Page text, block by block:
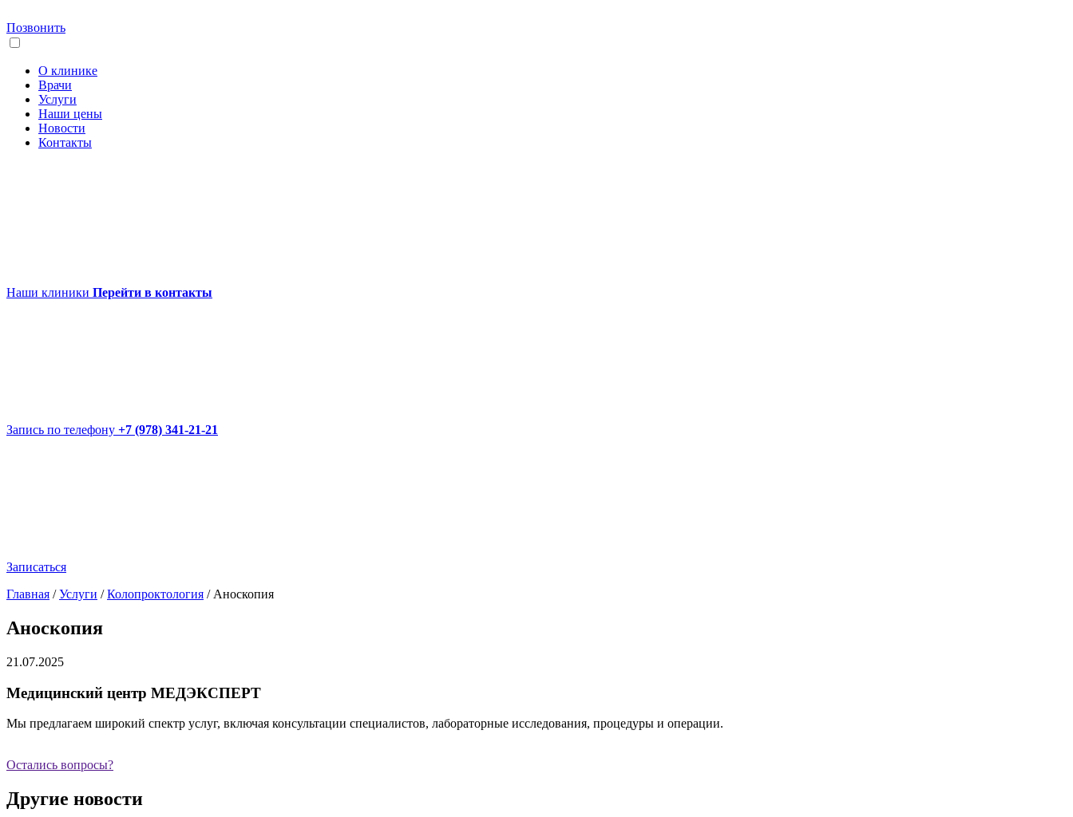
Позвонить
О клинике
Врачи
Услуги
Наши цены
Новости
Контакты
Наши клиники Перейти в контакты
Запись по телефону +7 (978) 341-21-21
Записаться
Главная /Услуги /Колопроктология / Аноскопия
Аноскопия
21.07.2025
Медицинский центр МЕДЭКСПЕРТ
Мы предлагаем широкий спектр услуг, включая консультации специалистов, лабораторные исследования, процедуры и операции.
Остались вопросы?
Другие новости